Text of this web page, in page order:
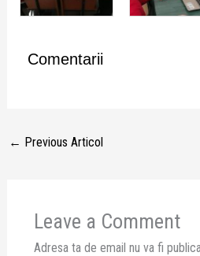
Comentarii
← Previous Articol
Leave a Comment
Adresa ta de email nu va fi